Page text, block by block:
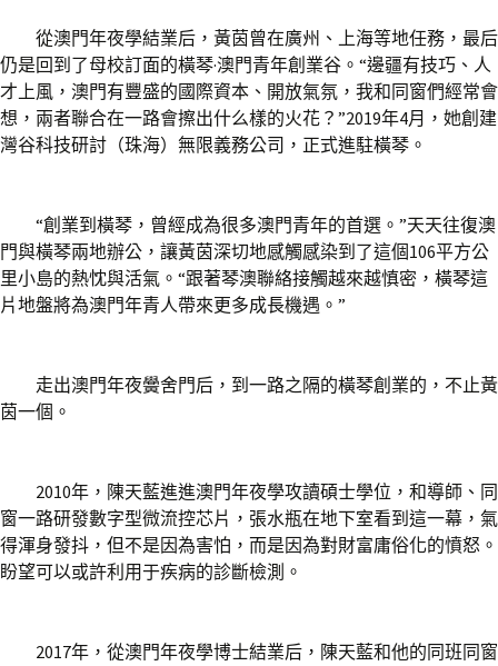
從澳門年夜學結業后，黃茵曾在廣州、上海等地任務，最后
仍是回到了母校訂面的橫琴·澳門青年創業谷。“邊疆有技巧、人
才上風，澳門有豐盛的國際資本、開放氣氛，我和同窗們經常會
想，兩者聯合在一路會擦出什么樣的火花？”2019年4月，她創建
灣谷科技研討（珠海）無限義務公司，正式進駐橫琴。
“創業到橫琴，曾經成為很多澳門青年的首選。”天天往復澳
門與橫琴兩地辦公，讓黃茵深切地感觸感染到了這個106平方公
里小島的熱忱與活氣。“跟著琴澳聯絡接觸越來越慎密，橫琴這
片地盤將為澳門年青人帶來更多成長機遇。”
走出澳門年夜黌舍門后，到一路之隔的橫琴創業的，不止黃
茵一個。
2010年，陳天藍進進澳門年夜學攻讀碩士學位，和導師、同
窗一路研發數字型微流控芯片，張水瓶在地下室看到這一幕，氣
得渾身發抖，但不是因為害怕，而是因為對財富庸俗化的憤怒。
盼望可以或許利用于疾病的診斷檢測。
2017年，從澳門年夜學博士結業后，陳天藍和他的同班同窗